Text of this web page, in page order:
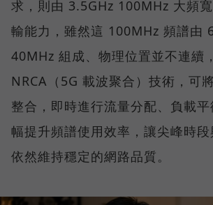
求，則由 3.5GHz 100MHz 大頻
輸能力，雖然這 100MHz 頻譜由
40MHz 組成、物理位置並不連續
NRCA（5G 載波聚合）技術，可
整合，即時進行流量分配、負載
幅提升頻譜使用效率，讓尖峰時
依然維持穩定的網路品質。